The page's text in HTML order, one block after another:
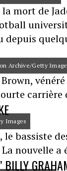
la mort de
depuis
Archive/Getty
carrière
Images
le bassiste
nouvelle
BILLY